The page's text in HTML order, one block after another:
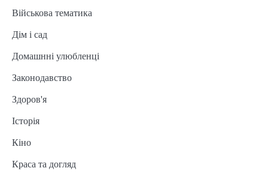
Військова тематика
Дім і сад
Домашнні улюбленці
Законодавство
Здоров'я
Історія
Кіно
Краса та догляд